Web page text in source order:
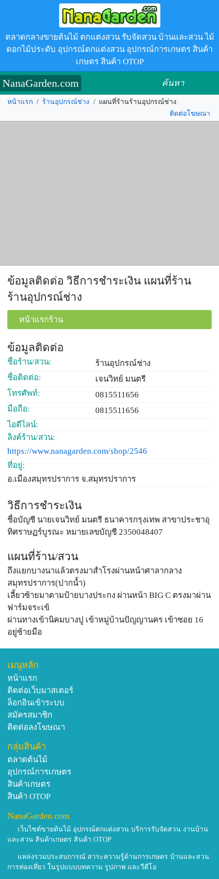
ตลาดกลางขายต้นไม้ ตกแต่งสวน รับจัดสวน บ้านและสวน ไม้
ดอกไม้ประดับ อุปกรณ์ตกแต่งสวน อุปกรณ์การเกษตร สินค้า
เกษตร สินค้า OTOP
NanaGarden.com ค้นหา
หน้าแรก / ร้านอุปกรณ์ช่าง / แผนที่ร้านร้านอุปกรณ์ช่าง
ติดต่อโฆษณา
ข้อมูลติดต่อ วิธีการชำระเงิน แผนที่ร้าน
ร้านอุปกรณ์ช่าง
หน้าแรกร้าน
ข้อมูลติดต่อ
ชื่อร้าน/สวน:
ร้านอุปกรณ์ช่าง
ชื่อติดต่อ:
เจนวิทย์ มนตรี
โทรศัพท์:
0815511656
มือถือ:
0815511656
ไอดีไลน์:
ลิงค์ร้าน/สวน:
https://www.nanagarden.com/shop/2546
ที่อยู่:
อ.เมืองสมุทรปราการ จ.สมุทรปราการ
วิธีการชำระเงิน
ชื่อบัญชี นายเจนวิทย์ มนตรี ธนาคารกรุงเทพ สาขาประชาอุ
ทิศราษฏร์บูรณะ หมายเลขบัญชี 2350048407
แผนที่ร้าน/สวน
ถึงแยกบางนาแล้วตรงมาสำโรงผ่านหน้าศาลากลาง
สมุทรปราการ(ปากน้ำ)
เลี้ยวซ้ายมาตามป้ายบางประกง ผ่านหน้า BIG C ตรงมาผ่าน
ฟาร์มจระเข้
ผ่านทางเข้านิคมบางปู เข้าหมู่บ้านปัญญานคร เข้าซอย 16
อยู่ซ้ายมือ
เมนูหลัก
หน้าแรก
ติดต่อเว็บมาสเตอร์
ล็อกอินเข้าระบบ
สมัครสมาชิก
ติดต่อลงโฆษณา
กลุ่มสินค้า
ตลาดต้นไม้
อุปกรณ์การเกษตร
สินค้าเกษตร
สินค้า OTOP
NanaGarden.com
เว็บไซต์ขายต้นไม้ อุปกรณ์ตกแต่งสวน บริการรับจัดสวน งานบ้าน
และสวน สินค้าเกษตร สินค้า OTOP
แหล่งรวมประสบการณ์ สาระความรู้ด้านการเกษตร บ้านและสวน
การท่องเที่ยว ในรูปแบบบทความ รูปภาพ และวีดีโอ